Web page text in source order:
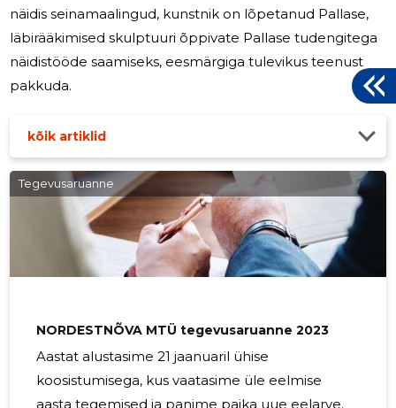
näidis seinamaalingud, kunstnik on lõpetanud Pallase,
läbirääkimised skulptuuri õppivate Pallase tudengitega
näidistööde saamiseks, eesmärgiga tulevikus teenust
pakkuda.
kõik artiklid
Tegevusaruanne
NORDESTNÕVA MTÜ tegevusaruanne 2023
Aastat alustasime 21 jaanuaril ühise
koosistumisega, kus vaatasime üle eelmise
aasta tegemised ja panime paika uue eelarve.